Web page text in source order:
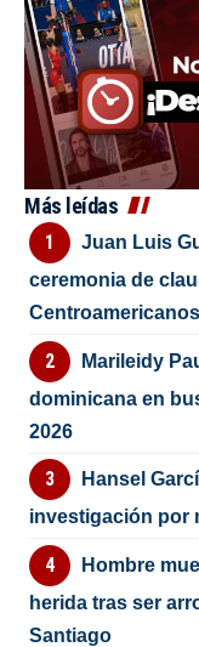
Más leídas
Juan Luis
ceremonia de
Centroamericanos
Marileidy
dominicana en
2026
Hansel
investigación por
Hombre
herida tras ser
Santiago